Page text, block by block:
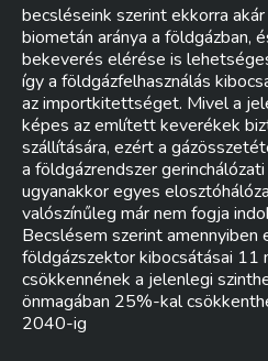
becsléseink szerint ekkorra
biometán aránya a földgázban,
bekeverés elérése is
így a földgázfelhasználás
az importkitettséget. Mivel a
képes az említett keverékek
szállítására, ezért a
a földgázrendszer
ugyanakkor egyes
valószínűleg már nem fogja
Becslésem szerint amennyiben
földgázszektor kibocsátásai 11
csökkennének a jelenlegi
önmagában 25%-kal
2040-ig